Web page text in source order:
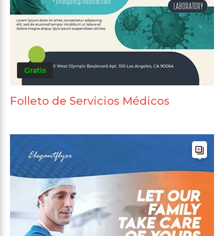
Gratis
Folleto de Servicios Médicos